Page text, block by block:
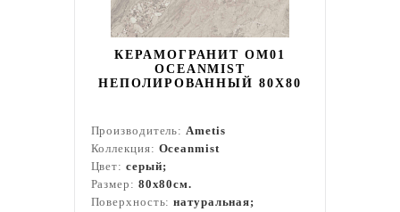
КЕРАМОГРАНИТ OM01
OCEANMIST
НЕПОЛИРОВАННЫЙ 80X80
Производитель:Ametis
Коллекция: Oceanmist
Цвет: серый;
Размер: 80x80см.
Поверхность:натуральная;